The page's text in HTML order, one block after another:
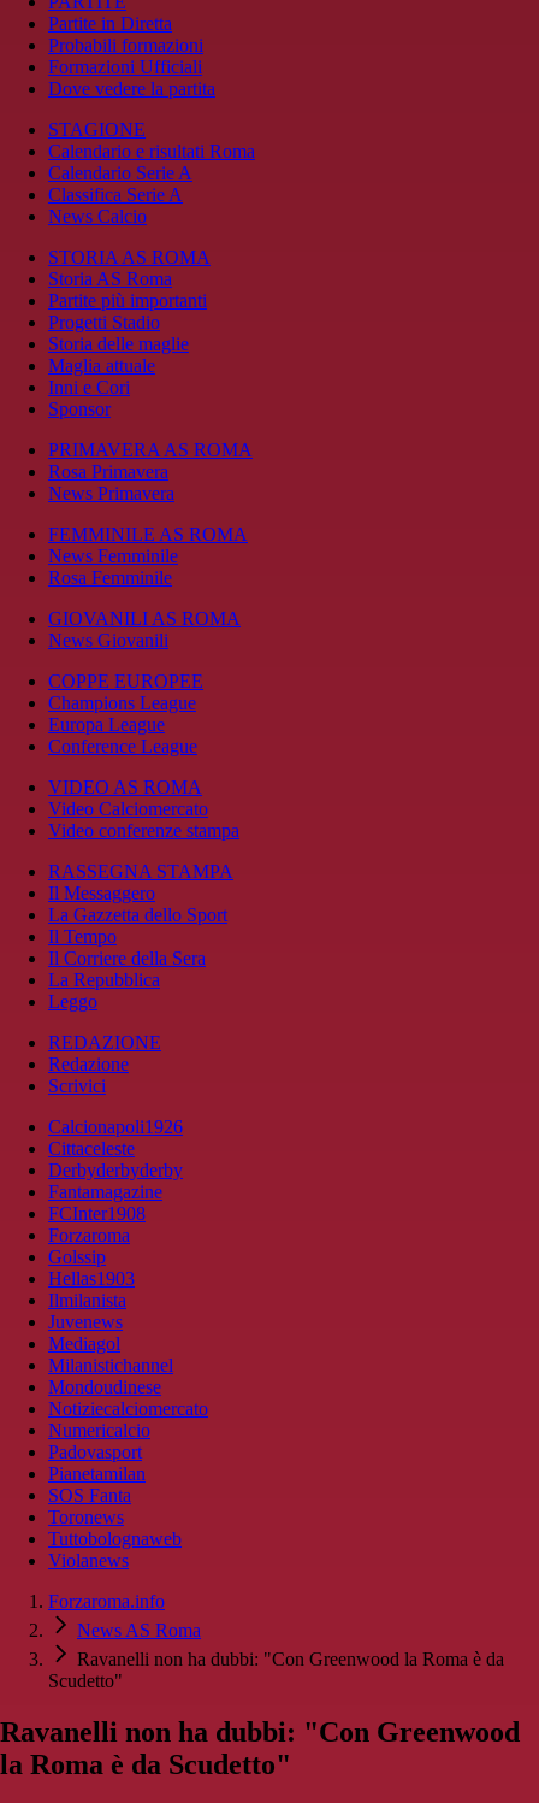
Partite in Diretta
Probabili formazioni
Formazioni Ufficiali
Dove vedere la partita
STAGIONE
Calendario e risultati Roma
Calendario Serie A
Classifica Serie A
News Calcio
STORIA AS ROMA
Storia AS Roma
Partite più importanti
Progetti Stadio
Storia delle maglie
Maglia attuale
Inni e Cori
Sponsor
PRIMAVERA AS ROMA
Rosa Primavera
News Primavera
FEMMINILE AS ROMA
News Femminile
Rosa Femminile
GIOVANILI AS ROMA
News Giovanili
COPPE EUROPEE
Champions League
Europa League
Conference League
VIDEO AS ROMA
Video Calciomercato
Video conferenze stampa
RASSEGNA STAMPA
Il Messaggero
La Gazzetta dello Sport
Il Tempo
Il Corriere della Sera
La Repubblica
Leggo
REDAZIONE
Redazione
Scrivici
Calcionapoli1926
Cittaceleste
Derbyderbyderby
Fantamagazine
FCInter1908
Forzaroma
Golssip
Hellas1903
Ilmilanista
Juvenews
Mediagol
Milanistichannel
Mondoudinese
Notiziecalciomercato
Numericalcio
Padovasport
Pianetamilan
SOS Fanta
Toronews
Tuttobolognaweb
Violanews
Forzaroma.info
News AS Roma
Ravanelli non ha dubbi: "Con Greenwood la Roma è da
Scudetto"
Ravanelli non ha dubbi: "Con Greenwood
la Roma è da Scudetto"